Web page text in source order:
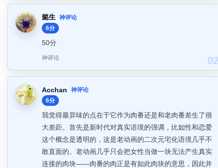
懿生
神评论
6分
50分
神评论
Acchan
神评论
6分
我觉得最异味的点在于它作为肉番还是和老肉番差生了很
大差距。首先是新时代对真实语境的强调，比如性和恋爱
这个概念是透明的，这是老动画的二次元宅化语境几乎不
敢直面的。老动画几乎只会把女性当做一块无法产生真实
连接的肉块——肉番的肉正是有如此肉块的意思，因此并